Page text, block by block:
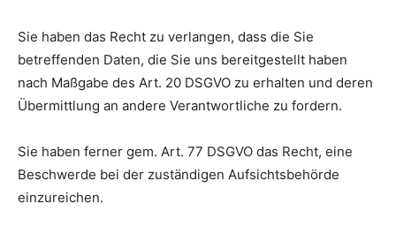
Sie haben das Recht zu verlangen, dass die Sie
betreffenden Daten, die Sie uns bereitgestellt haben
nach Maßgabe des Art. 20 DSGVO zu erhalten und deren
Übermittlung an andere Verantwortliche zu fordern.
Sie haben ferner gem. Art. 77 DSGVO das Recht, eine
Beschwerde bei der zuständigen Aufsichtsbehörde
einzureichen.